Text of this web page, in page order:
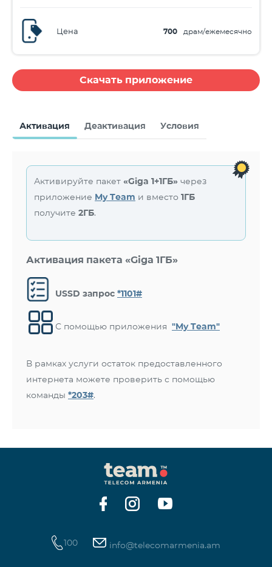
Цена 700 драм/ежемесячно
Скачать приложение
Активация Деактивация Условия
Активируйте пакет «Giga 1+1ГБ» через
приложение My Team и вместо 1ГБ
получите 2ГБ.
Активация пакета «Giga 1ГБ»
USSD запрос *1101#
С помощью приложения "My Team"
В рамках услуги остаток предоставленного
интернета можете проверить с помощью
команды *203#.
100 info@telecomarmenia.am